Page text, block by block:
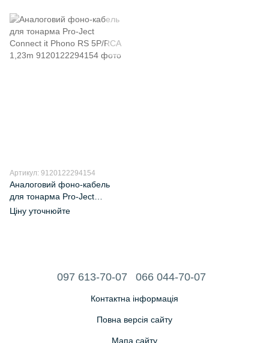
Артикул: 9120122294154
Аналоговий фоно-кабель
для тонарма Pro-Ject
Connect it Phono RS 5P/RCA
Ціну уточнюйте
097 613-70-07 066 044-70-07
Контактна інформація
Повна версія сайту
Мапа сайту